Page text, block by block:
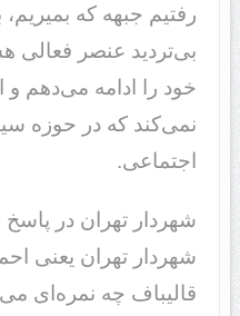
رفتیم جبهه که بمیریم،
بی‌تردید عنصر فعالی
خود را ادامه می‌دهم و
نمی‌کند که در حوزه
اجتماعی.
شهردار تهران در
شهردار تهران یعنی
قالیباف چه نمره‌ای